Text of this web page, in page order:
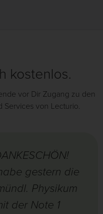
kostenlos.
vor Dir Zugang zu den
Services von Lecturio.
gestern die
Physikum
der Note 1